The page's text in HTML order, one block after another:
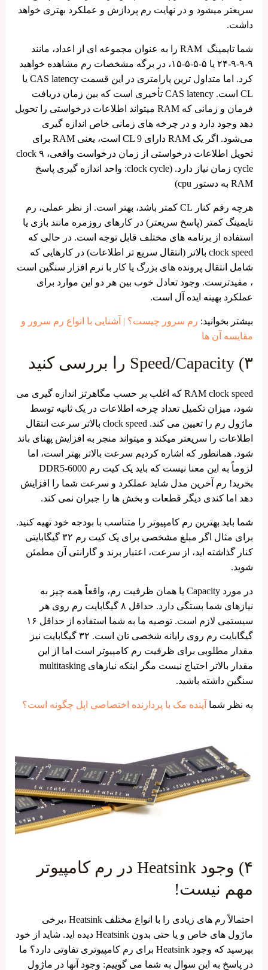
سریعتر میشود و در نهایت رم پردازش و عملکرد بهتری خواهد
داشت.
شما تایمینگ RAM را به‌ عنوان مجموعه ‌ای از اعداد، مانند
۹-۹-۹-۲۴ یا ۵-۵-۵-۱۵، در برگه مشخصات رم مشاهده خواهید
کرد. اما متداول ‌ترین پارامتری در این قسمت CAS latency یا
CL است. CAS latency تأخیری است که بین زمان دریافت
فرمان و زمانی که RAM میتواند اطلاعات درخواستی را تحویل
دهد وجود دارد و در چرخه های زمانی خاص اندازه‌ گیری
می‌شود. اگر یک RAM دارای CL 9 است، یعنی RAM برای
تحویل اطلاعات درخواستی از زمان درخواست واقعی، ۹ clock
cycle زمان نیاز دارد. (clock cycle: واحد اندازه گیری پاسخ
RAM به دستور cpu)
هرچه رقم کنار CL کمتر باشد، بهتر است. از نظر عملی، رم
تایمینگ کمتر (پاسخ سریعتر) در کارهای روزمره مانند بازی یا
استفاده از برنامه های مختلف قابل توجه است. در حالی که
clock speed بالاتر (انتقال سریع تر اطلاعات) در کارهایی که
شامل انتقال پرونده های بزرگ یا کار با نرم افزار سنگین است
، مفیدترست. وجود تعادل خوب بین هر دو این موارد برای
عملکرد بهینه ایده آل است.
بیشتر بخوانید: رم سرور چیست؟ | آشنایی با انواع رم سرور و
مقایسه آن ها
۳) Speed/Capacity را بررسی کنید
RAM clock speed که اغلب بر حسب مگاهرتز اندازه گیری می
شود، میزان تکمیل تعداد چرخه اطلاعات در یک ثانیه توسط
ماژول رم را تعیین می کند. clock speed بالاتر سرعت انتقال
اطلاعات را سریعتر میکند و میتواند منجر به افزایش پهنای باند
شود. همانطور که اشاره کردیم سرعت بالاتر بهتر است، اما
لزوماً به این معنا نیست که باید یک کیت رم DDR5-6000
بخرید! رم آخرین مدل شاید عملکرد و سرعت شما را افزایش
دهد اما کندی دیگر قطعات و بخش ها را جبران نمی کند.
شما باید بهترین رم کامپیوتر را متناسب با بودجه خود تهیه کنید.
برای مثال اگر مبلغ مشخصی برای یک کیت رم ۳۲ گیگابایتی
کنار گذاشته ‌اید، از سرعت، اعتبار برند و گارانتی آن مطمئن
شوید.
در مورد Capacity یا همان ظرفیت رم، واقعاً همه چیز به
نیازهای شما بستگی دارد. حداقل ۸ گیگابایت رم روی هر
سیستمی لازم است. توصیه ما به شما استفاده از حداقل ۱۶
گیگابایت رم روی رایانه شخصی تان است. ۳۲ گیگابایت نیز
مقدار مطلوبی برای ظرفیت رم کامپیوتر است اما از این
مقدار بالاتر احتیاج نیست مگر اینکه نیازهای multitasking
سنگین داشته باشید.
به نظر شما آینده مک با پردازنده اختصاصی اپل چگونه است؟
۴) وجود Heatsink در رم کامپیوتر
مهم نیست!
احتمالاً رم های زیادی را با انواع مختلف Heatsink ،برخی
ماژول ‌های خاص و یا حتی بدون Heatsink دیده اید. شاید از خود
بپرسید که وجود Heatsink برای رم کامپیوتری تفاوتی دارد؟ ما
در پاسخ به این سوال به شما می گوییم: وجود آنها در ماژول